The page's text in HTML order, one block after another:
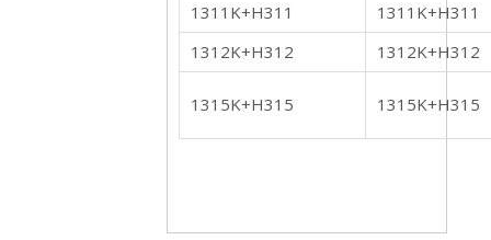
1311K+H311
1311K+H311
1312K+H312
1312K+H312
1315K+H315 1315K+H315